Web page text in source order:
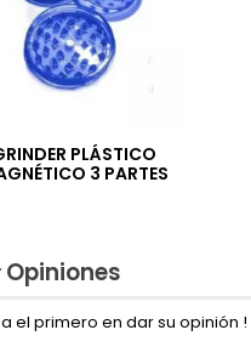
PLÁSTICO
3 PARTES
Opiniones
el primero en dar su opinión !